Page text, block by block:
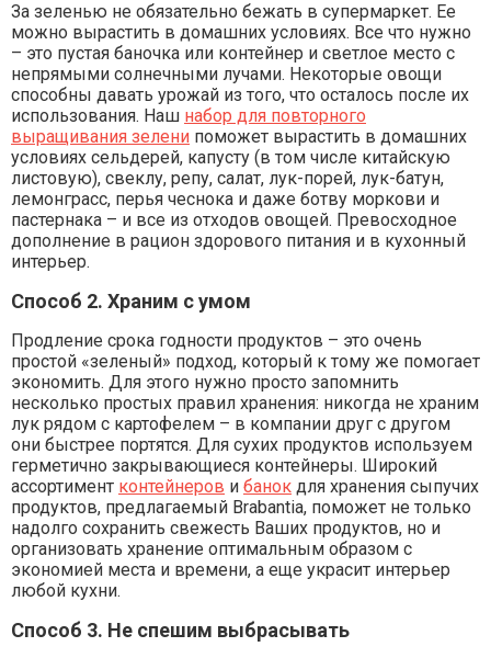
За зеленью не обязательно бежать в супермаркет. Ее
можно вырастить в домашних условиях. Все что нужно
– это пустая баночка или контейнер и светлое место с
непрямыми солнечными лучами. Некоторые овощи
способны давать урожай из того, что осталось после их
использования. Наш набор для повторного
выращивания зелени поможет вырастить в домашних
условиях сельдерей, капусту (в том числе китайскую
листовую), свеклу, репу, салат, лук-порей, лук-батун,
лемонграсс, перья чеснока и даже ботву моркови и
пастернака – и все из отходов овощей. Превосходное
дополнение в рацион здорового питания и в кухонный
интерьер.
Способ 2. Храним с умом
Продление срока годности продуктов – это очень
простой «зеленый» подход, который к тому же помогает
экономить. Для этого нужно просто запомнить
несколько простых правил хранения: никогда не храним
лук рядом с картофелем – в компании друг с другом
они быстрее портятся. Для сухих продуктов используем
герметично закрывающиеся контейнеры. Широкий
ассортимент контейнеров и банок для хранения сыпучих
продуктов, предлагаемый Brabantia, поможет не только
надолго сохранить свежесть Ваших продуктов, но и
организовать хранение оптимальным образом с
экономией места и времени, а еще украсит интерьер
любой кухни.
Способ 3. Не спешим выбрасывать